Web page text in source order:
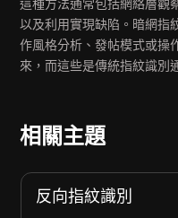
這種方法通常包括網絡層觀
以及利用實現缺陷。暗網
作風格分析、發帖模式或操
來，而這些是傳統指紋識別
相關主題
紋識別